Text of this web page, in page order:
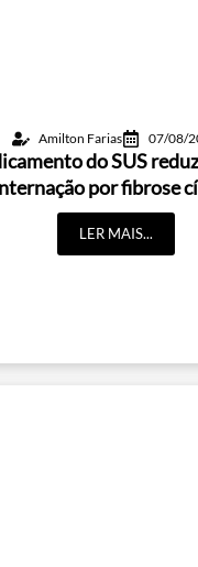
Amilton Farias 07/08/
do SUS
por fibrose
LER MAIS...